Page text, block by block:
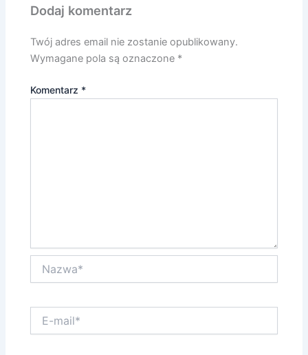
Dodaj komentarz
Twój adres email nie zostanie opublikowany.
Wymagane pola są oznaczone *
Komentarz *
mail*